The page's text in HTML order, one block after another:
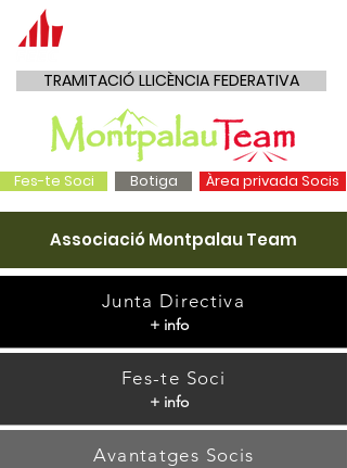
Fes-te Soci Botiga Àrea privada Socis
TRAMITACIÓ LLICÈNCIA FEDERATIVA
Associació Montpalau Team
Junta Directiva
+ info
Fes-te Soci
+ info
Avantatges Socis